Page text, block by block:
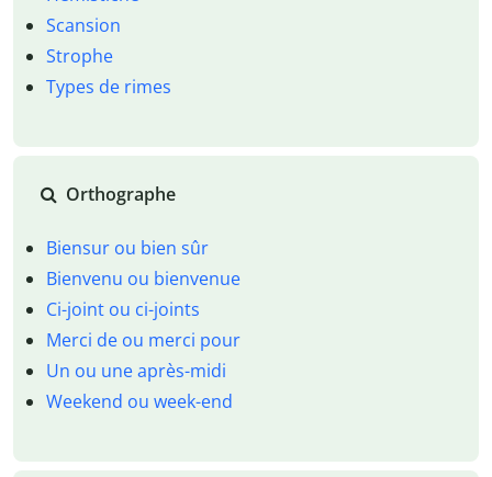
Scansion
Strophe
Types de rimes
Orthographe
Biensur ou bien sûr
Bienvenu ou bienvenue
Ci-joint ou ci-joints
Merci de ou merci pour
Un ou une après-midi
Weekend ou week-end